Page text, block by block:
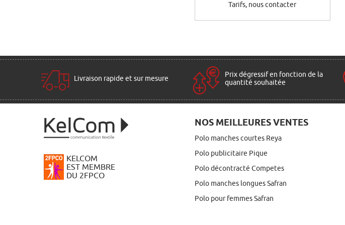
Tarifs, nous contacter
Livraison rapide et sur mesure
Prix dégressif en fonction de la
quantité souhaitée
KELCOM
EST MEMBRE
DU 2FPCO
NOS MEILLEURES VENTES
Polo manches courtes Reya
Polo publicitaire Pique
Polo décontracté Competes
Polo manches longues Safran
Polo pour femmes Safran